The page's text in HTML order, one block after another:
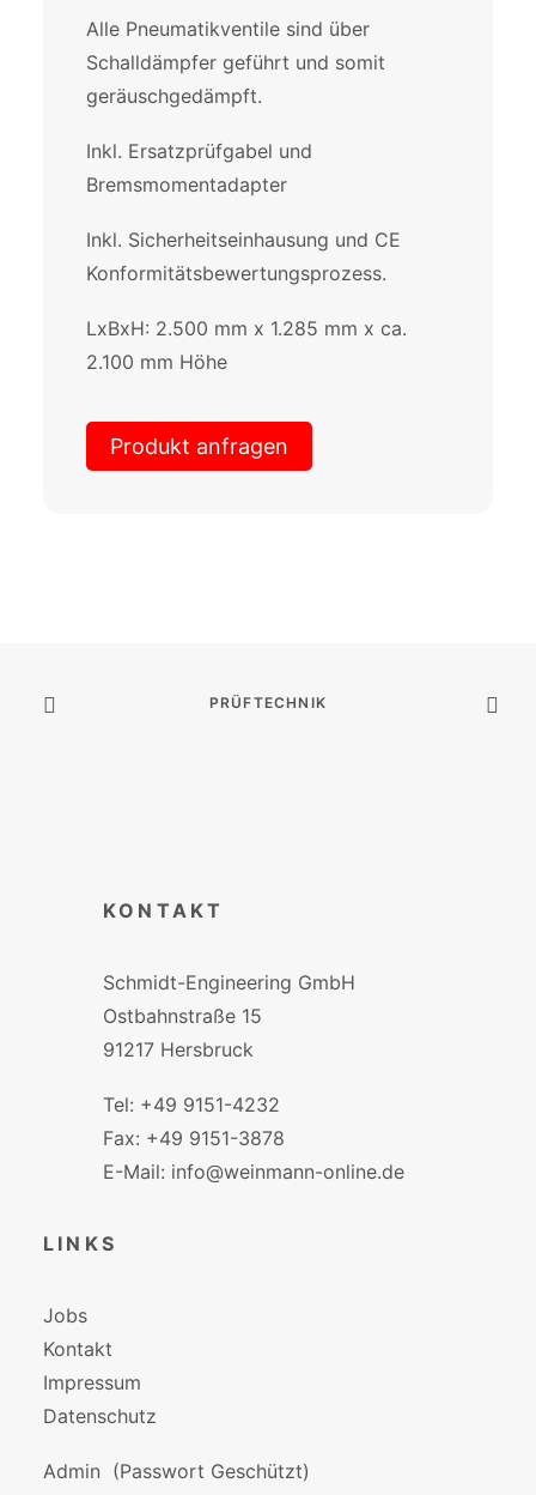
Alle Pneumatikventile sind über
Schalldämpfer geführt und somit
geräuschgedämpft.
Inkl. Ersatzprüfgabel und
Bremsmomentadapter
Inkl. Sicherheitseinhausung und CE
Konformitätsbewertungsprozess.
LxBxH: 2.500 mm x 1.285 mm x ca.
2.100 mm Höhe
Produkt anfragen
PRÜFTECHNIK
KONTAKT
Schmidt-Engineering GmbH
Ostbahnstraße 15
91217 Hersbruck
Tel: +49 9151-4232
Fax: +49 9151-3878
E-Mail: info@weinmann-online.de
LINKS
Jobs
Kontakt
Impressum
Datenschutz
Admin (Passwort Geschützt)